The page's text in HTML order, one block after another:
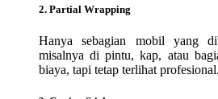
2. Partial Wrapping
Hanya sebagian mobil yang
misalnya di pintu, kap, atau
biaya, tapi tetap terlihat profesional.